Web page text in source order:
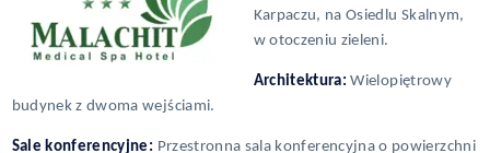
Karpaczu, na Osiedlu Skalnym,
w otoczeniu zieleni.
Architektura: Wielopiętrowy
budynek z dwoma wejściami.
Sale konferencyjne: Przestronna sala konferencyjna o powierzchni